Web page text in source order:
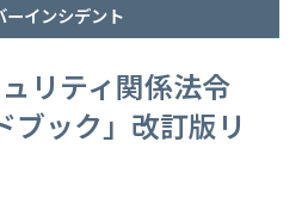
ーインシデント
リティ関係法令
ック」改訂版リ